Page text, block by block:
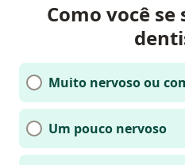
Como você
Muito nervoso ou
Um pouco nervoso